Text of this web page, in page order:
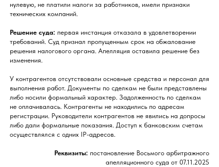
нулевую, не платили налоги за работников, имели признаки
технических компаний.
Решение суда: первая инстанция отказала в удовлетворении
требований. Суд признал пропущенным срок на обжалование
решения налогового органа. Апелляция оставила решение без
изменения.
У контрагентов отсутствовали основные средства и персонал для
выполнения работ. Документы по сделкам не были представлены
либо носили формальный характер. Задолженность по сделкам
не оплачивалась. Контрагенты не находились по адресам
регистрации. Руководители контрагентов не явились на допросы
либо дали формальные показания. Доступ к банковским счетам
осуществлялся с одних IP-адресов.
Реквизиты: постановление Восьмого арбитражного
апелляционного суда от 07.11.2025